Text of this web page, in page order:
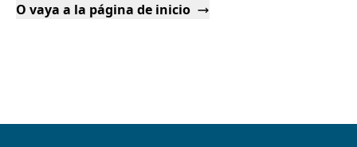
O vaya a la página de inicio